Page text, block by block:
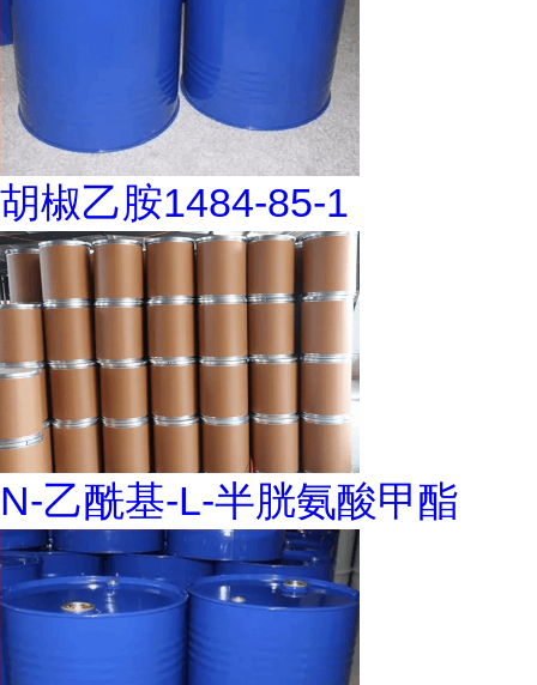
胡椒乙胺1484-85-1
N-乙酰基-L-半胱氨酸甲酯